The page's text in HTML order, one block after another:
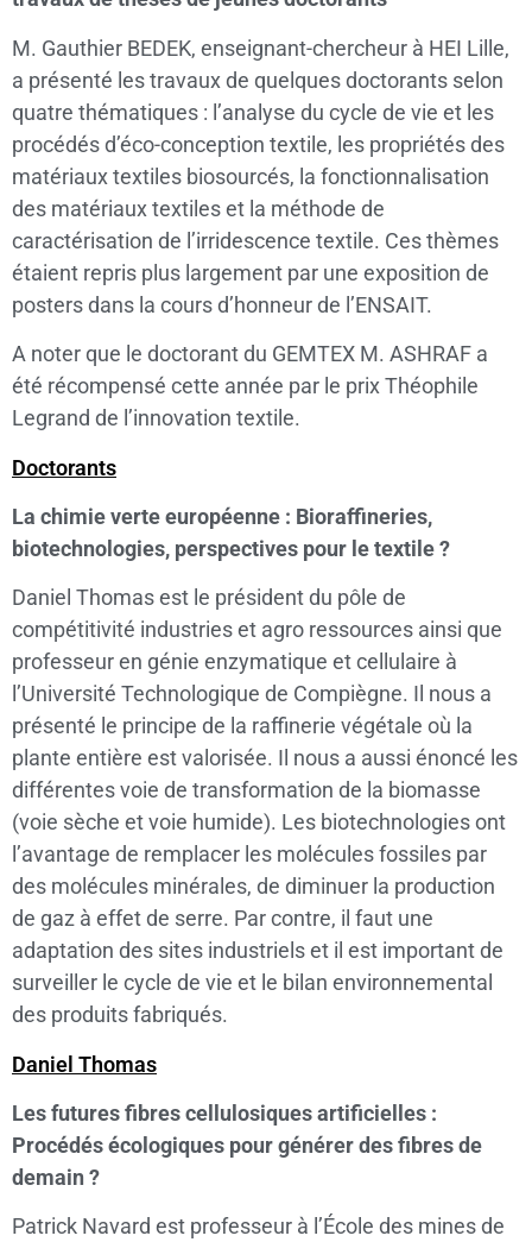
M. Gauthier BEDEK, enseignant-chercheur à HEI Lille,
a présenté les travaux de quelques doctorants selon
quatre thématiques : l’analyse du cycle de vie et les
procédés d’éco-conception textile, les propriétés des
matériaux textiles biosourcés, la fonctionnalisation
des matériaux textiles et la méthode de
caractérisation de l’irridescence textile. Ces thèmes
étaient repris plus largement par une exposition de
posters dans la cours d’honneur de l’ENSAIT.
A noter que le doctorant du GEMTEX M. ASHRAF a
été récompensé cette année par le prix Théophile
Legrand de l’innovation textile.
Doctorants
La chimie verte européenne : Bioraffineries,
biotechnologies, perspectives pour le textile ?
Daniel Thomas est le président du pôle de
compétitivité industries et agro ressources ainsi que
professeur en génie enzymatique et cellulaire à
l’Université Technologique de Compiègne. Il nous a
présenté le principe de la raffinerie végétale où la
plante entière est valorisée. Il nous a aussi énoncé les
différentes voie de transformation de la biomasse
(voie sèche et voie humide). Les biotechnologies ont
l’avantage de remplacer les molécules fossiles par
des molécules minérales, de diminuer la production
de gaz à effet de serre. Par contre, il faut une
adaptation des sites industriels et il est important de
surveiller le cycle de vie et le bilan environnemental
des produits fabriqués.
Daniel Thomas
Les futures fibres cellulosiques artificielles :
Procédés écologiques pour générer des fibres de
demain ?
Patrick Navard est professeur à l’École des mines de